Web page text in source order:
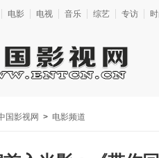
电影 电视 音乐 综艺 专访
国影视网 > 电影频道